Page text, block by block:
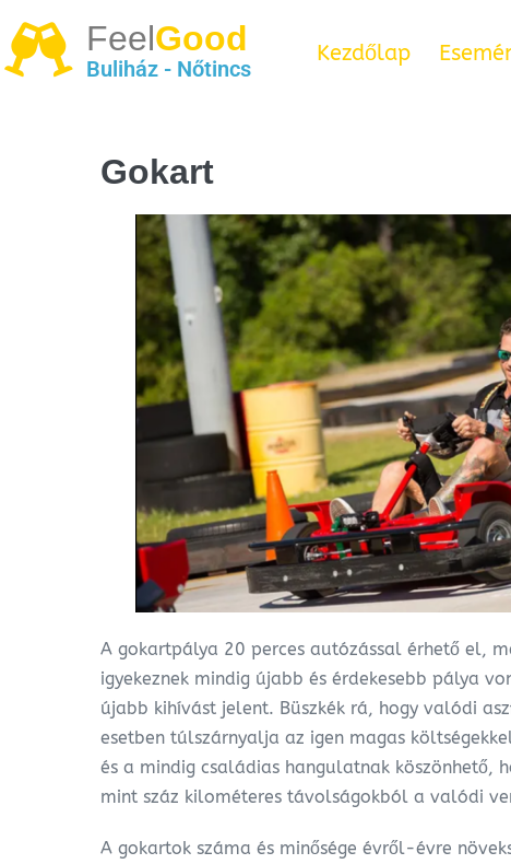
FeelGood
Buliház - Nőtincs
Kezdőlap
Gokart
A gokartpálya 20 perces autózással érhető el,
igyekeznek mindig újabb és érdekesebb pálya
újabb kihívást jelent. Büszkék rá, hogy valódi
esetben túlszárnyalja az igen magas
és a mindig családias hangulatnak köszönhető,
mint száz kilométeres távolságokból a valódi
A gokartok száma és minősége évről-évre